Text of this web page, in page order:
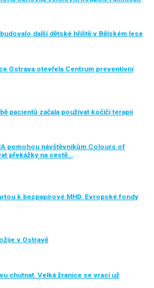
další dětské hřiště v Bělském lese
Ostrava otevřela Centrum preventivní
pacientů začala používat kočičí terapii
pomohou návštěvníkům Colours of
překážky na cestě…
k bezpapírové MHD. Evropské fondy
v Ostravě
chutnat. Velká žranice se vrací už